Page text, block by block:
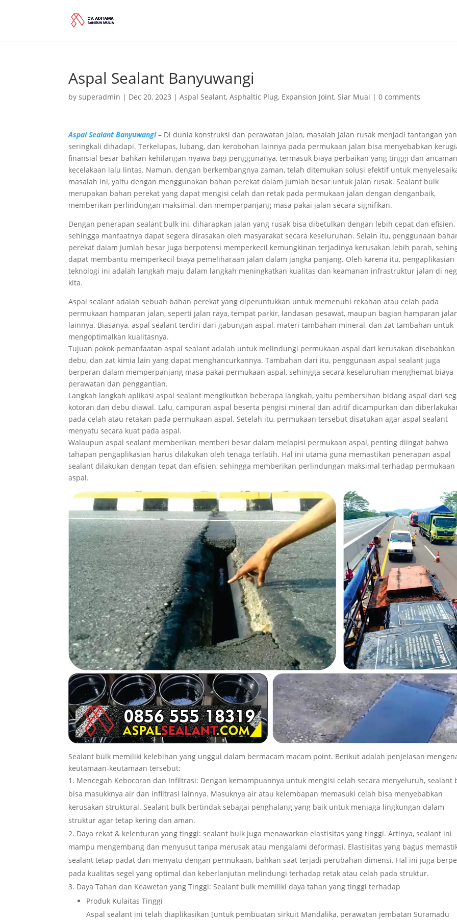
Aspal Sealant Banyuwangi
bysuperadmin | Dec 20, 2023 |Aspal Sealant,Asphaltic Plug, Expansion Joint,Siar Muai |0 comments
Aspal Sealant Banyuwangi– Di dunia konstruksi dan perawatan jalan, masalah jalan rusak menjadi tantangan
seringkali dihadapi. Terkelupas, lubang, dan kerobohan lainnya pada permukaan jalan bisa menyebabkan
finansial besar bahkan kehilangan nyawa bagi penggunanya, termasuk biaya perbaikan yang tinggi dan
kecelakaan lalu lintas. Namun, dengan berkembangnya zaman, telah ditemukan solusi efektif untuk
masalah ini, yaitu dengan menggunakan bahan perekat dalam jumlah besar untuk jalan rusak. Sealant bulk
merupakan bahan perekat yang dapat mengisi celah dan retak pada permukaan jalan dengan denganbaik,
memberikan perlindungan maksimal, dan memperpanjang masa pakai jalan secara signifikan.
Dengan penerapan sealant bulk ini, diharapkan jalan yang rusak bisa dibetulkan dengan lebih cepat dan efisien,
sehingga manfaatnya dapat segera dirasakan oleh masyarakat secara keseluruhan. Selain itu, penggunaan
perekat dalam jumlah besar juga berpotensi memperkecil kemungkinan terjadinya kerusakan lebih parah,
dapat membantu memperkecil biaya pemeliharaan jalan dalam jangka panjang. Oleh karena itu, pengaplikasian
teknologi ini adalah langkah maju dalam langkah meningkatkan kualitas dan keamanan infrastruktur jalan di
kita.
Aspal sealant adalah sebuah bahan perekat yang diperuntukkan untuk memenuhi rekahan atau celah pada
permukaan hamparan jalan, seperti jalan raya, tempat parkir, landasan pesawat, maupun bagian hamparan
lainnya. Biasanya, aspal sealant terdiri dari gabungan aspal, materi tambahan mineral, dan zat tambahan untuk
mengoptimalkan kualitasnya.
Tujuan pokok pemanfaatan aspal sealant adalah untuk melindungi permukaan aspal dari kerusakan disebabkan
debu, dan zat kimia lain yang dapat menghancurkannya. Tambahan dari itu, penggunaan aspal sealant juga
berperan dalam memperpanjang masa pakai permukaan aspal, sehingga secara keseluruhan menghemat biaya
perawatan dan penggantian.
Langkah langkah aplikasi aspal sealant mengikutkan beberapa langkah, yaitu pembersihan bidang aspal dari
kotoran dan debu diawal. Lalu, campuran aspal beserta pengisi mineral dan aditif dicampurkan dan
pada celah atau retakan pada permukaan aspal. Setelah itu, permukaan tersebut disatukan agar aspal sealant
menyatu secara kuat pada aspal.
Walaupun aspal sealant memberikan memberi besar dalam melapisi permukaan aspal, penting diingat bahwa
tahapan pengaplikasian harus dilakukan oleh tenaga terlatih. Hal ini utama guna memastikan penerapan aspal
sealant dilakukan dengan tepat dan efisien, sehingga memberikan perlindungan maksimal terhadap permukaan
aspal.
Sealant bulk memiliki kelebihan yang unggul dalam bermacam macam point. Berikut adalah penjelasan
keutamaan-keutamaan tersebut:
Mencegah Kebocoran dan Infiltrasi: Dengan kemampuannya untuk mengisi celah secara menyeluruh, sealant
bisa masukknya air dan infiltrasi lainnya. Masuknya air atau kelembapan memasuki celah bisa menyebabkan
kerusakan struktural. Sealant bulk bertindak sebagai penghalang yang baik untuk menjaga lingkungan dalam
struktur agar tetap kering dan aman.
Daya rekat & kelenturan yang tinggi: sealant bulk juga menawarkan elastisitas yang tinggi. Artinya, sealant ini
mampu mengembang dan menyusut tanpa merusak atau mengalami deformasi. Elastisitas yang bagus
sealant tetap padat dan menyatu dengan permukaan, bahkan saat terjadi perubahan dimensi. Hal ini juga
pada kualitas segel yang optimal dan keberlanjutan melindungi terhadap retak atau celah pada struktur.
Daya Tahan dan Keawetan yang Tinggi: Sealant bulk memiliki daya tahan yang tinggi terhadap
Produk Kulaitas Tinggi
Aspal sealant ini telah diaplikasikan [untuk pembuatan sirkuit Mandalika, perawatan jembatan Suramadu